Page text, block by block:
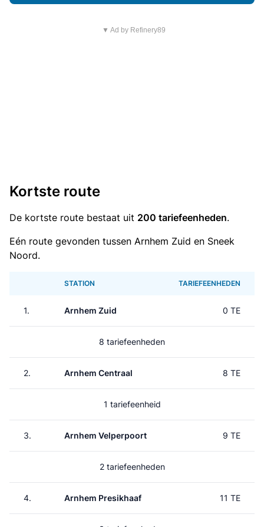
▼ Ad by Refinery89
Kortste route
De kortste route bestaat uit 200 tariefeenheden.
Eén route gevonden tussen Arnhem Zuid en Sneek
Noord.
STATION TARIEFEENHEDEN
1. Arnhem Zuid 0 TE
8 tariefeenheden
2. Arnhem Centraal 8 TE
1 tariefeenheid
3. Arnhem Velperpoort 9 TE
2 tariefeenheden
4. Arnhem Presikhaaf 11 TE